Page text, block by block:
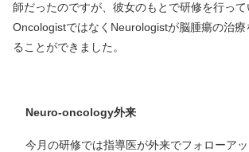
師だったのですが、彼女のもとで研修を行っ
OncologistではなくNeurologistが脳腫瘍の治療
ることができました。
Neuro-oncology外来
今月の研修では指導医が外来でフォローア